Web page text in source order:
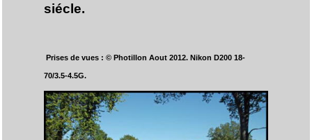
siécle.
Prises de vues : © Photillon Aout 2012. Nikon D200 18-
70/3.5-4.5G.